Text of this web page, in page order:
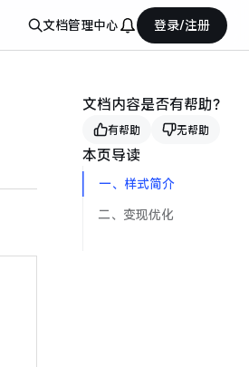
文档管理中心 登录/注册
文档内容是否有帮助？
有帮助 无帮助
本页导读
一、样式简介
二、变现优化